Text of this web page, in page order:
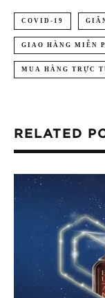
COVID-19
GIAO HÀNG MIỄN
MUA HÀNG TRỰC
RELATED